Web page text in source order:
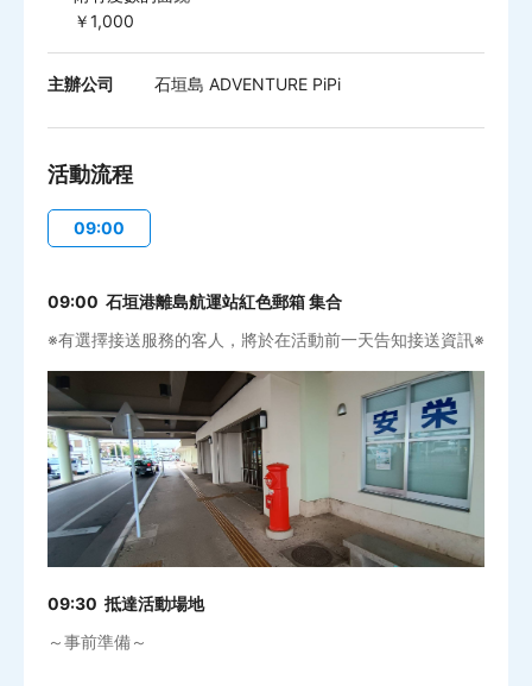
￥1,000
主辦公司 石垣島 ADVENTURE PiPi
活動流程
09:00
09:00 石垣港離島航運站紅色郵箱 集合
※有選擇接送服務的客人，將於在活動前一天告知接送資訊※
09:30 抵達活動場地
～事前準備～